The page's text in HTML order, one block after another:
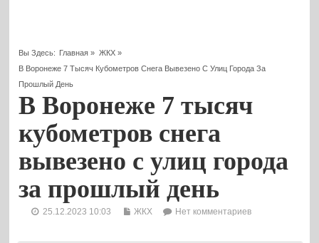
Вы Здесь: Главная » ЖКХ»
В Воронеже 7 Тысяч Кубометров Снега Вывезено С Улиц Города За
Прошлый День
В Воронеже 7 тысяч
кубометров снега
вывезено с улиц города
за прошлый день
25.12.2023 10:03 ЖКХ Нет комментариев